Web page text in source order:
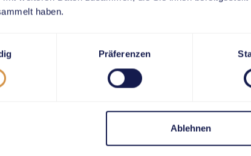
haben.
Präferenzen
Ablehnen